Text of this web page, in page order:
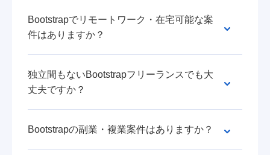
Bootstrapでリモートワーク・在宅可能な案
件はありますか？
独立間もないBootstrapフリーランスでも大
丈夫ですか？
Bootstrapの副業・複業案件はありますか？